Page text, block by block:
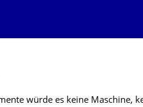
würde es keine Maschine,